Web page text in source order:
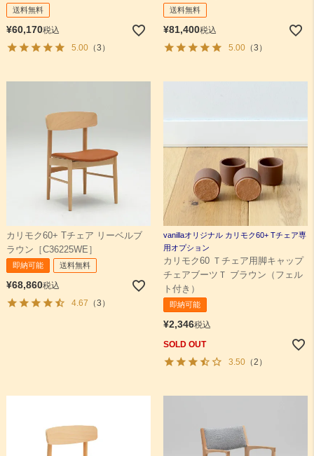
送料無料
¥60,170税込
5.00（3）
送料無料
¥81,400税込
5.00（3）
カリモク60+ Tチェア リーベルブ
ラウン［C36225WE］
即納可能 送料無料
¥68,860税込
4.67 （3）
vanillaオリジナル カリモク60+ Tチェア専
用オプション
カリモク60 Ｔチェア用脚キャップ
チェアブーツＴ ブラウン（フェル
ト付き）
即納可能
¥2,346税込
SOLD OUT
3.50（2）